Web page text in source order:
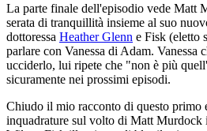
La parte finale dell'episodio vede Matt
serata di tranquillità insieme al suo
dottoressa Heather Glenn e Fisk (eletto
parlare con Vanessa di Adam. Vanessa
ucciderlo, lui ripete che "non è più
sicuramente nei prossimi episodi.
Chiudo il mio racconto di questo primo
inquadrature sul volto di Matt Murdock